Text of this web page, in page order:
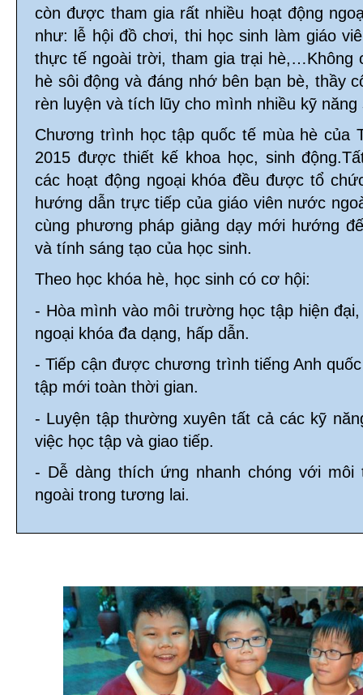
còn được tham gia rất nhiều hoạt động
như: lễ hội đồ chơi, thi học sinh làm giáo
thực tế ngoài trời, tham gia trại hè,…Không
hè sôi động và đáng nhớ bên bạn bè, thầy
rèn luyện và tích lũy cho mình nhiều kỹ năng
Chương trình học tập quốc tế mùa hè của
2015 được thiết kế khoa học, sinh
các hoạt động ngoại khóa đều được tổ
hướng dẫn trực tiếp của giáo viên nước
cùng phương pháp giảng dạy mới hướng
và tính sáng tạo của học sinh.
Theo học khóa hè, học sinh có cơ hội:
- Hòa mình vào môi trường học tập hiện
ngoại khóa đa dạng, hấp dẫn.
- Tiếp cận được chương trình tiếng Anh
tập mới toàn thời gian.
- Luyện tập thường xuyên tất cả các kỹ
việc học tập và giao tiếp.
- Dễ dàng thích ứng nhanh chóng với
ngoài trong tương lai.